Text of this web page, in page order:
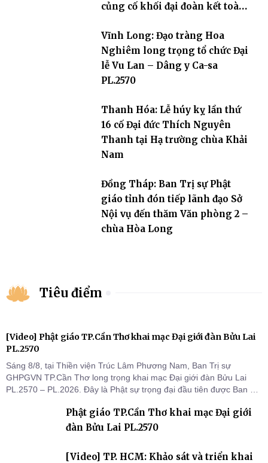
củng cố khối đại đoàn kết toàn
Vĩnh Long: Đạo tràng Hoa
Nghiêm long trọng tổ chức Đại
lễ Vu Lan – Dâng y Ca-sa
PL.2570
Thanh Hóa: Lễ húy kỵ lần thứ
16 cố Đại đức Thích Nguyên
Thanh tại Hạ trường chùa Khải
Nam
Đồng Tháp: Ban Trị sự Phật
giáo tỉnh đón tiếp lãnh đạo Sở
Nội vụ đến thăm Văn phòng 2 –
chùa Hòa Long
Tiêu điểm
[Video] Phật giáo TP.Cần Thơ khai mạc Đại giới đàn Bửu Lai
PL.2570
Sáng 8/8, tại Thiền viện Trúc Lâm Phương Nam, Ban Trị sự
GHPGVN TP.Cần Thơ long trọng khai mạc Đại giới đàn Bửu Lai
PL.2570 – PL.2026. Đây là Phật sự trọng đại đầu tiên được Ban Trị
thứ I, thể hiện sự quan tâm đối với công tác truyền giới, đào tạo
Tăng tài và tiếp nối mạng mạch Tăng-g
Phật giáo TP.Cần Thơ khai mạc Đại giới
đàn Bửu Lai PL.2570
[Video] TP. HCM: Khảo sát và triển khai